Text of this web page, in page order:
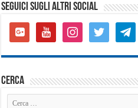
SEGUICI SUGLI ALTRI SOCIAL
google-
plus-
youtubeinstagramtwitter
cerca